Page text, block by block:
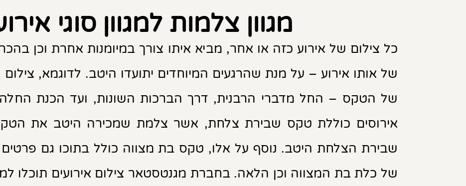
מגוון צלמות למגוון סוגי
כל צילום של אירוע כזה או אחר, מביא איתו צורך במיומנות אחרת וכן
של אותו אירוע – על מנת שהרגעים המיוחדים יתועדו היטב. לדוגמא,
של הטקס – החל מדברי הרבנית, דרך הברכות השונות, ועד הכנת
אירוסים כוללת טקס שבירת צלחת, אשר צלמת שמכירה היטב את
שבירת הצלחת היטב. נוסף על אלו, טקס בת מצווה כולל בתוכו גם פרטים
של כלת בת המצווה וכן הלאה. בחברת מגנטסטאר צילום אירועים